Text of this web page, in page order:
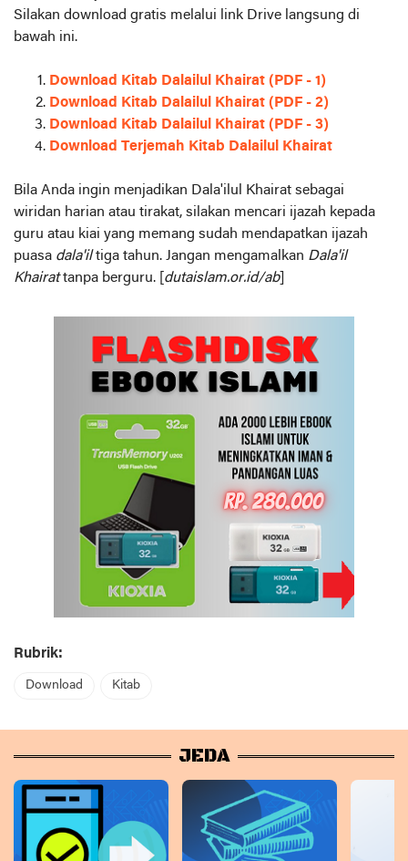
Silakan download gratis melalui link Drive langsung di
bawah ini.
Download Kitab Dalailul Khairat (PDF - 1)
Download Kitab Dalailul Khairat (PDF - 2)
Download Kitab Dalailul Khairat (PDF - 3)
Download Terjemah Kitab Dalailul Khairat
Bila Anda ingin menjadikan Dala'ilul Khairat sebagai
wiridan harian atau tirakat, silakan mencari ijazah kepada
guru atau kiai yang memang sudah mendapatkan ijazah
puasa dala'iltiga tahun. Jangan mengamalkan Dala'il
Khairattanpa berguru. [ dutaislam.or.id/ab]
Rubrik:
Download Kitab
JEDA